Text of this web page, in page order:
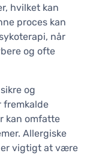
hvilket kan
proces kan
når
og ofte
og
fremkalde
kan omfatte
Allergiske
vigtigt at være